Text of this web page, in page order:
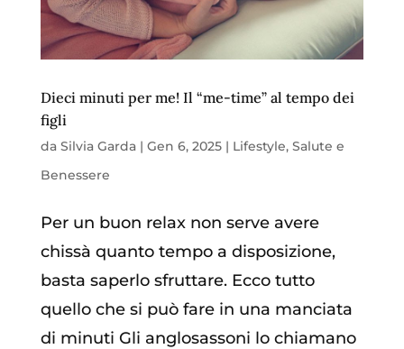
Dieci minuti per me! Il “me-time” al tempo dei
figli
da Silvia Garda| Gen 6, 2025| Lifestyle, Salute e
Benessere
Per un buon relax non serve avere
chissà quanto tempo a disposizione,
basta saperlo sfruttare. Ecco tutto
quello che si può fare in una manciata
di minuti Gli anglosassoni lo chiamano